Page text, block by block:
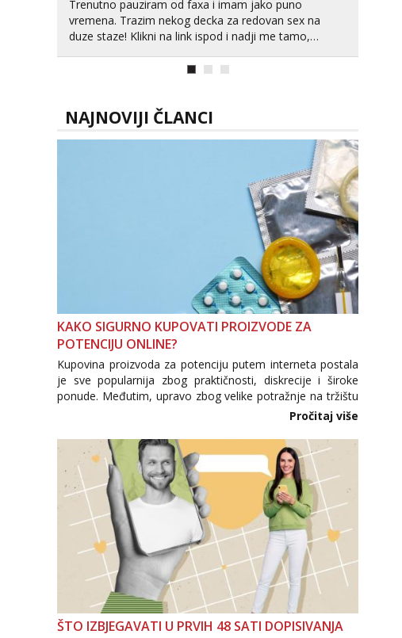
Trenutno pauziram od faxa i imam jako puno
vremena. Trazim nekog decka za redovan sex na
duze staze! Klikni na link ispod i nadji me tamo,
NAJNOVIJI ČLANCI
KAKO SIGURNO KUPOVATI PROIZVODE ZA
POTENCIJU ONLINE?
Kupovina proizvoda za potenciju putem interneta postala
je sve popularnija zbog praktičnosti, diskrecije i široke
ponude. Međutim, upravo zbog velike potražnje na tržištu
se pojavljuju i brojni krivotvoreni proizvodi, nepouzdane
internetske trgovine te proizvodi nepoznatog podrijetla. ...
Pročitaj više
ŠTO IZBJEGAVATI U PRVIH 48 SATI DOPISIVANJA